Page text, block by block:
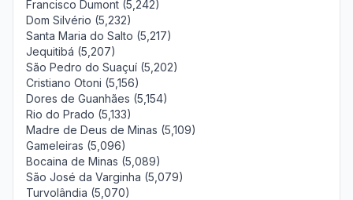
Francisco Dumont (5,242)
Dom Silvério (5,232)
Santa Maria do Salto (5,217)
Jequitibá (5,207)
São Pedro do Suaçuí (5,202)
Cristiano Otoni (5,156)
Dores de Guanhães (5,154)
Rio do Prado (5,133)
Madre de Deus de Minas (5,109)
Gameleiras (5,096)
Bocaina de Minas (5,089)
São José da Varginha (5,079)
Turvolândia (5,070)